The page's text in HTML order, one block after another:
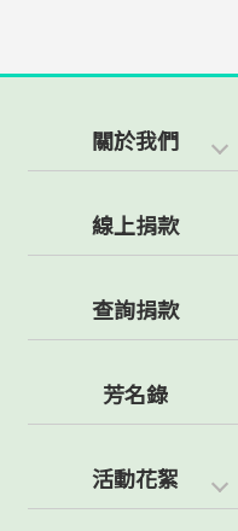
關於我們
線上捐款
查詢捐款
芳名錄
活動花絮